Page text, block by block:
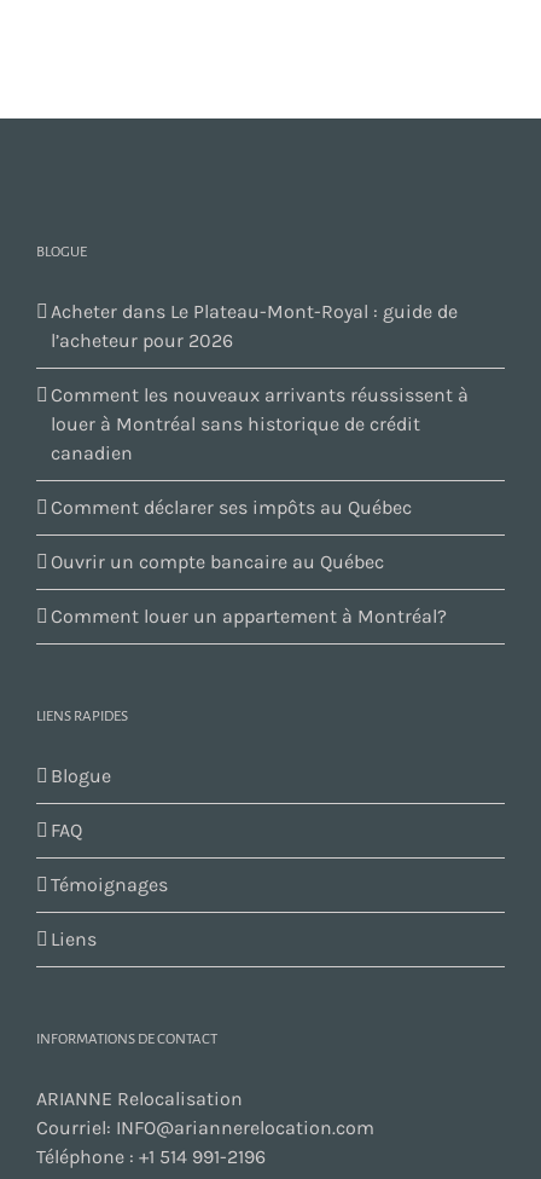
BLOGUE
Acheter dans Le Plateau-Mont-Royal : guide de
l’acheteur pour 2026
Comment les nouveaux arrivants réussissent à
louer à Montréal sans historique de crédit
canadien
Comment déclarer ses impôts au Québec
Ouvrir un compte bancaire au Québec
Comment louer un appartement à Montréal?
LIENS RAPIDES
Blogue
FAQ
Témoignages
Liens
INFORMATIONS DE CONTACT
ARIANNE Relocalisation
Courriel: INFO@ariannerelocation.com
Téléphone : +1 514 991-2196